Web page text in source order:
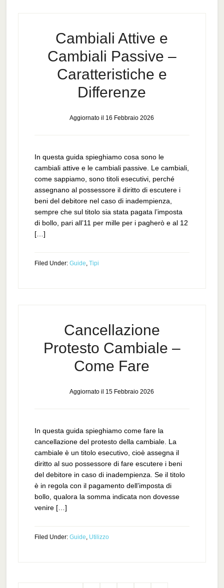
Cambiali Attive e
Cambiali Passive –
Caratteristiche e
Differenze
Aggiornato il 16 Febbraio 2026
In questa guida spieghiamo cosa sono le
cambiali attive e le cambiali passive. Le cambiali,
come sappiamo, sono titoli esecutivi, perché
assegnano al possessore il diritto di escutere i
beni del debitore nel caso di inadempienza,
sempre che sul titolo sia stata pagata l’imposta
di bollo, pari all’11 per mille per i pagherò e al 12
[…]
Filed Under: Guide, Tipi
Cancellazione
Protesto Cambiale –
Come Fare
Aggiornato il 15 Febbraio 2026
In questa guida spieghiamo come fare la
cancellazione del protesto della cambiale. La
cambiale è un titolo esecutivo, cioè assegna il
diritto al suo possessore di fare escutere i beni
del debitore in caso di inadempienza. Se il titolo
è in regola con il pagamento dell’imposta di
bollo, qualora la somma indicata non dovesse
venire […]
Filed Under: Guide, Utilizzo